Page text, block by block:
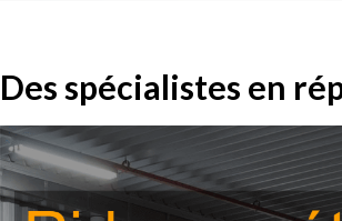
Des spécialistes en